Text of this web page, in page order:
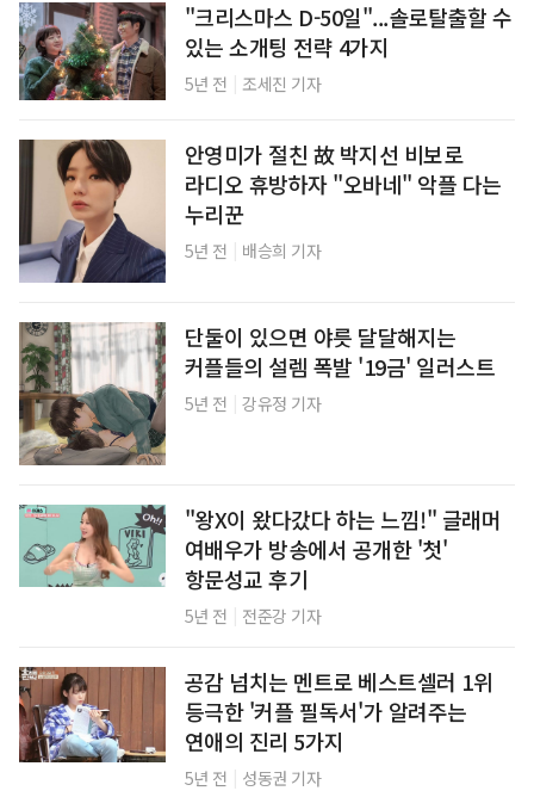
"크리스마스 D-50일"...솔로탈출할 수
있는 소개팅 전략 4가지
5년 전 조세진 기자
안영미가 절친 故 박지선 비보로
라디오 휴방하자 "오바네" 악플 다는
누리꾼
5년 전 배승희 기자
단둘이 있으면 야릇 달달해지는
커플들의 설렘 폭발 '19금' 일러스트
5년 전 강유정 기자
"왕X이 왔다갔다 하는 느낌!" 글래머
여배우가 방송에서 공개한 '첫'
항문성교 후기
5년 전 전준강 기자
공감 넘치는 멘트로 베스트셀러 1위
등극한 '커플 필독서'가 알려주는
연애의 진리 5가지
5년 전 성동권 기자